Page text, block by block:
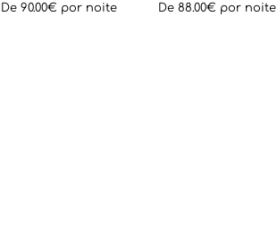
De90.00€ por noite De88.00€ por noite